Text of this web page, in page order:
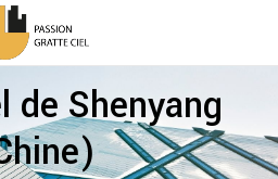
de Shenyang